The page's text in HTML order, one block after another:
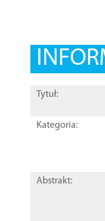
Tytuł:
Kategoria:
Abstrakt: